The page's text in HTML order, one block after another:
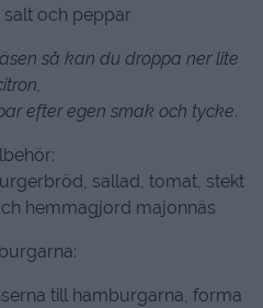
och peppar
så kan du droppa ner lite
efter egen smak och tycke.
sallad, tomat, stekt
hemmagjord majonnäs
till hamburgarna, forma